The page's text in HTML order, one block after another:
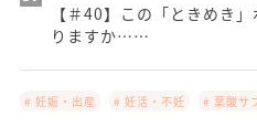
【＃40】この「ときめき
りますか……
# 妊娠・出産 # 妊活・不妊 # 葉酸サ